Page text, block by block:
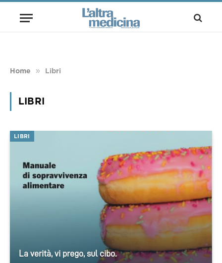
Home » Libri
LIBRI
LIBRI
La verità, vi prego, sul cibo.